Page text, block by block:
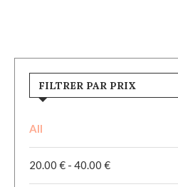
FILTRER PAR PRIX
All
20.00 € - 40.00 €